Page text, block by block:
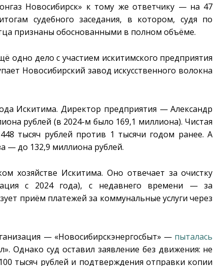
Новосибирск» к тому же ответчику — на 47
судебного заседания, в котором, судя по
признаны обоснованными в полном объёме.
одно дело с участием искитимского предприятия
Новосибирский завод искусственного волокна
Искитима. Директор предприятия — Александр
рублей (в 2024-м было 169,1 миллиона). Чистая
тысяч рублей против 1 тысячи годом ранее. А
— до 132,9 миллиона рублей.
хозяйстве Искитима. Оно отвечает за очистку
с 2024 года), с недавнего времени — за
приём платежей за коммунальные услуги через
— «Новосибирскэнергосбыт» — пыталась
Однако суд оставил заявление без движения: не
тысяч рублей и подтверждения отправки копии